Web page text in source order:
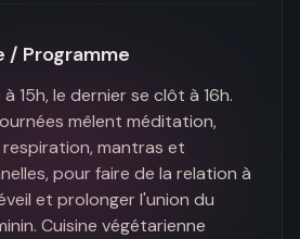
/ Programme
15h, le dernier se clôt à 16h.
mêlent méditation,
respiration, mantras et
pour faire de la relation à
et prolonger l'union du
Cuisine végétarienne